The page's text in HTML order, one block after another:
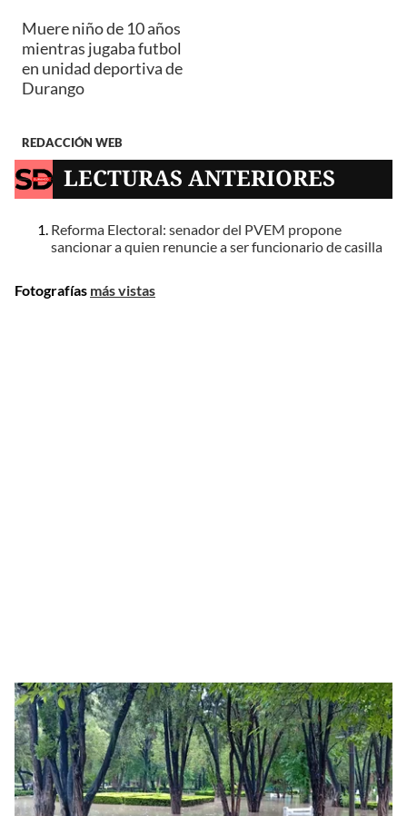
Muere niño de 10 años
mientras jugaba futbol
en unidad deportiva de
Durango
REDACCIÓN WEB
LECTURAS ANTERIORES
Reforma Electoral: senador del PVEM propone
sancionar a quien renuncie a ser funcionario de casilla
Fotografías más vistas